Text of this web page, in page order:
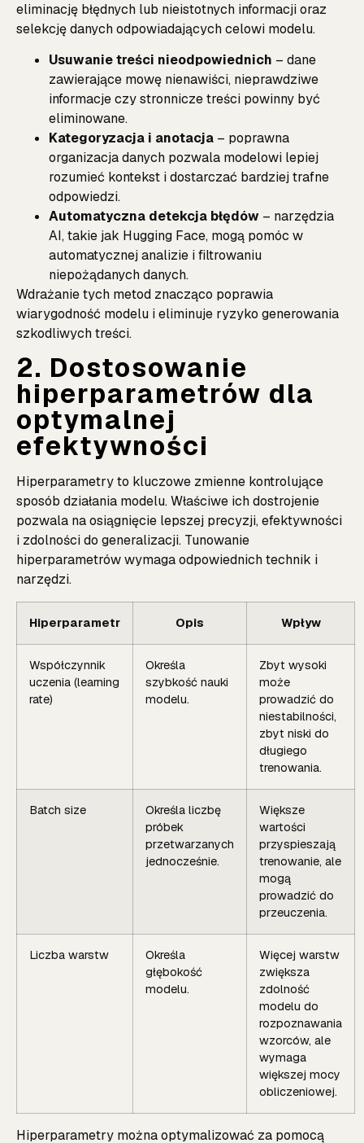
eliminację błędnych lub nieistotnych informacji oraz
selekcję danych odpowiadających celowi modelu.
Usuwanie treści nieodpowiednich – dane
zawierające mowę nienawiści, nieprawdziwe
informacje czy stronnicze treści powinny być
eliminowane.
Kategoryzacja i anotacja – poprawna
organizacja danych pozwala modelowi lepiej
rozumieć kontekst i dostarczać bardziej trafne
odpowiedzi.
Automatyczna detekcja błędów – narzędzia
AI, takie jak Hugging Face, mogą pomóc w
automatycznej analizie i filtrowaniu
niepożądanych danych.
Wdrażanie tych metod znacząco poprawia
wiarygodność modelu i eliminuje ryzyko generowania
szkodliwych treści.
2. Dostosowanie
hiperparametrów dla
optymalnej
efektywności
Hiperparametry to kluczowe zmienne kontrolujące
sposób działania modelu. Właściwe ich dostrojenie
pozwala na osiągnięcie lepszej precyzji, efektywności
i zdolności do generalizacji. Tunowanie
hiperparametrów wymaga odpowiednich technik i
narzędzi.
Hiperparametr Opis Wpływ
Współczynnik
uczenia (learning
rate)
Określa
szybkość nauki
modelu.
Zbyt wysoki
może
prowadzić do
niestabilności,
zbyt niski do
długiego
trenowania.
Batch size
Określa liczbę
próbek
przetwarzanych
jednocześnie.
Większe
wartości
przyspieszają
trenowanie, ale
mogą
prowadzić do
przeuczenia.
Liczba warstw
Określa
głębokość
modelu.
Więcej warstw
zwiększa
zdolność
modelu do
rozpoznawania
wzorców, ale
wymaga
większej mocy
obliczeniowej.
Hiperparametry można optymalizować za pomocą